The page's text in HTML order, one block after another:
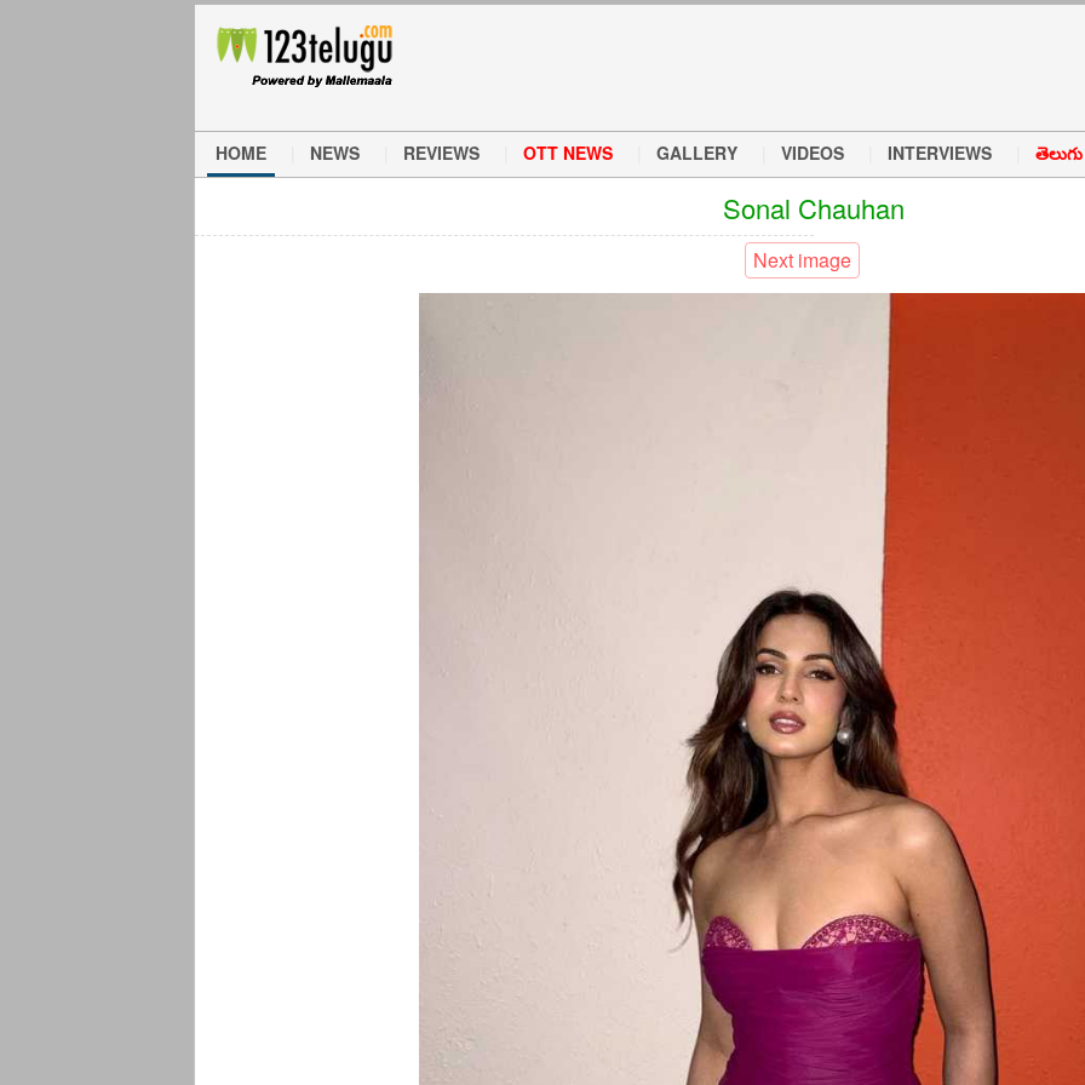
HOME NEWS REVIEWS OTT NEWS GALLERY VIDEOS INTERVIEWS
Sonal Chauhan
Next image